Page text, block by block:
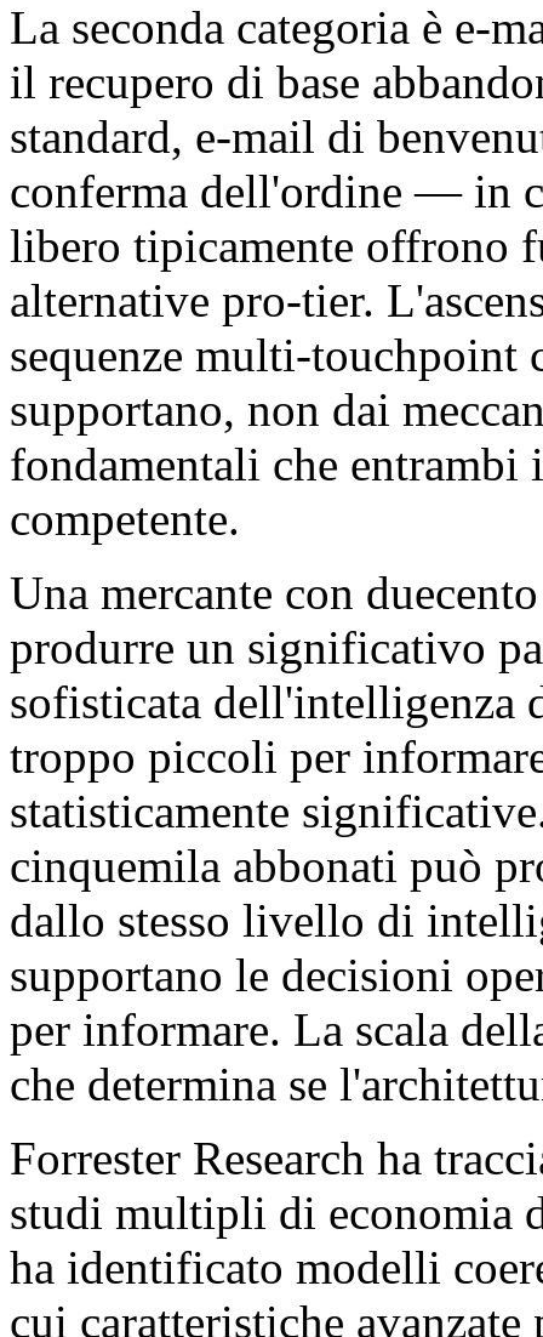
La seconda categoria è
il recupero di base
standard, e-mail di
conferma dell'ordine — in
libero tipicamente offrono
alternative pro-tier.
sequenze multi-
supportano, non dai
fondamentali che
competente.
Una mercante con
produrre un significativo
sofisticata dell'intelligenza
troppo piccoli per
statisticamente
cinquemila abbonati può
dallo stesso livello di
supportano le decisioni
per informare. La scala
che determina se
Forrester Research ha
studi multipli di economia
ha identificato modelli
cui caratteristiche